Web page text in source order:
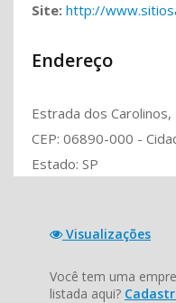
Site: http://
Endereço
Estrada dos Carolinos,
CEP: 06890-000 -
Estado: SP
Visualizações
Você tem uma
listada aqui?